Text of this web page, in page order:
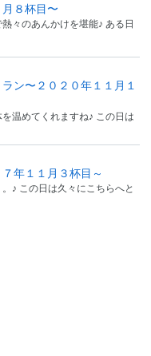
８杯目〜
々のあんかけを堪能♪ ある日
ン〜２０２０年１１月１
温めてくれますね♪ この日は
年１１月３杯目～
♪ この日は久々にこちらへと